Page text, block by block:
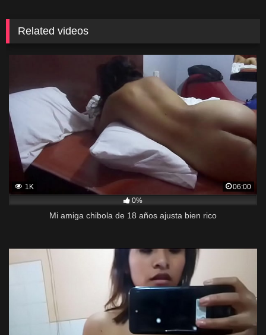
Related videos
1K
06:00
0%
Mi amiga chibola de 18 años ajusta bien rico